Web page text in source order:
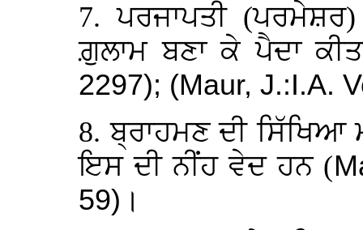
7. ਪਰਜਾਪਤੀ
ਗ਼ੁਲਾਮ ਬਣਾ ਕੇ ਪੈਦਾ
2297); (Maur, J.:I.A.
8. ਬ੍ਰਾਹਮਣ ਦੀ ਸਿੱਖਿਆ
ਇਸ ਦੀ ਨੀਂਹ ਵੇਦ ਹਨ (
59) ।